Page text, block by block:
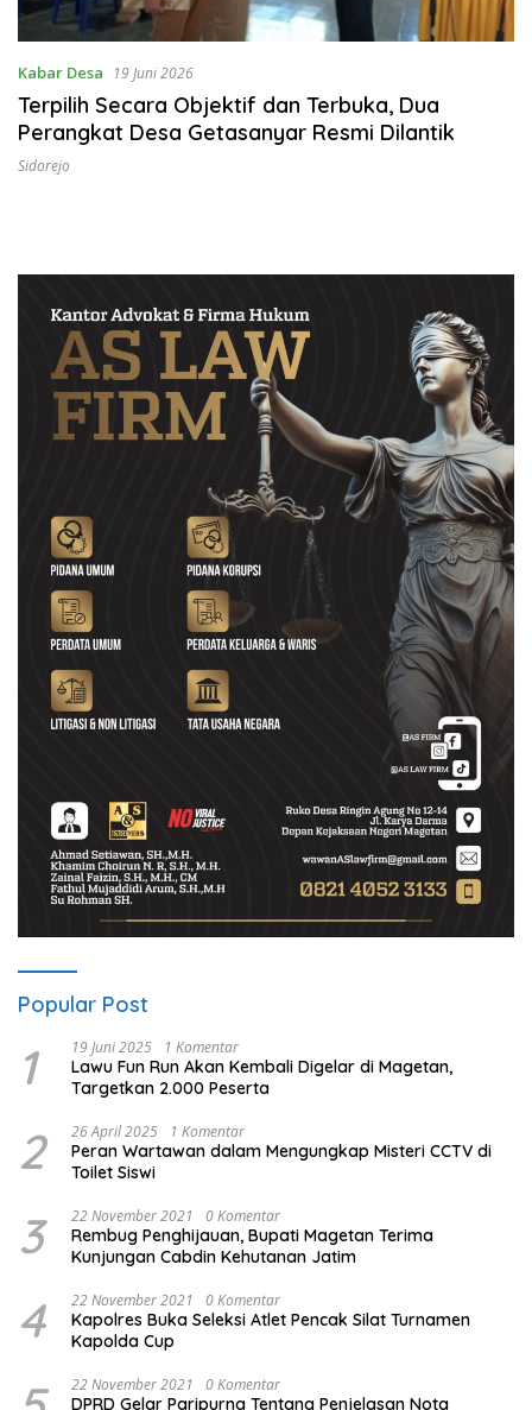
Kabar Desa 19 Juni 2026
Terpilih Secara Objektif dan Terbuka, Dua
Perangkat Desa Getasanyar Resmi Dilantik
Sidorejo
Popular Post
1 19 Juni 2025 1 Komentar
Lawu Fun Run Akan Kembali Digelar di Magetan,
Targetkan 2.000 Peserta
2 26 April 2025 1 Komentar
Peran Wartawan dalam Mengungkap Misteri CCTV di
Toilet Siswi
3 22 November 2021 0 Komentar
Rembug Penghijauan, Bupati Magetan Terima
Kunjungan Cabdin Kehutanan Jatim
4 22 November 2021 0 Komentar
Kapolres Buka Seleksi Atlet Pencak Silat Turnamen
Kapolda Cup
22 November 2021 0 Komentar
DPRD Gelar Paripurna Tentang Penjelasan Nota